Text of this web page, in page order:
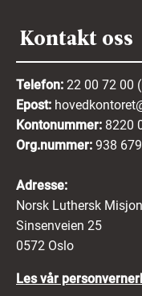
Kontakt oss
Telefon: 22 00 72 00
Epost:
Kontonummer: 8220
Org.nummer: 938
Adresse:
Norsk Luthersk
Sinsenveien 25
0572 Oslo
Les vår